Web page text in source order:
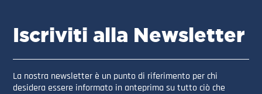
Iscriviti alla Newsletter
La nostra newsletter è un punto di riferimento per chi
desidera essere informato in anteprima su tutto ciò che